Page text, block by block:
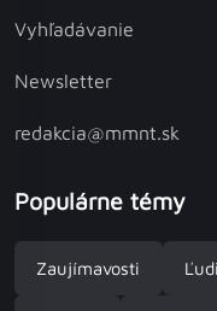
Vyhľadávanie
Newsletter
redakcia@mmnt.sk
Populárne témy
Zaujímavosti